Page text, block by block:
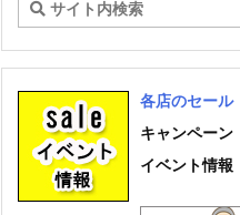
各店のセール
キャンペーン
イベント情報